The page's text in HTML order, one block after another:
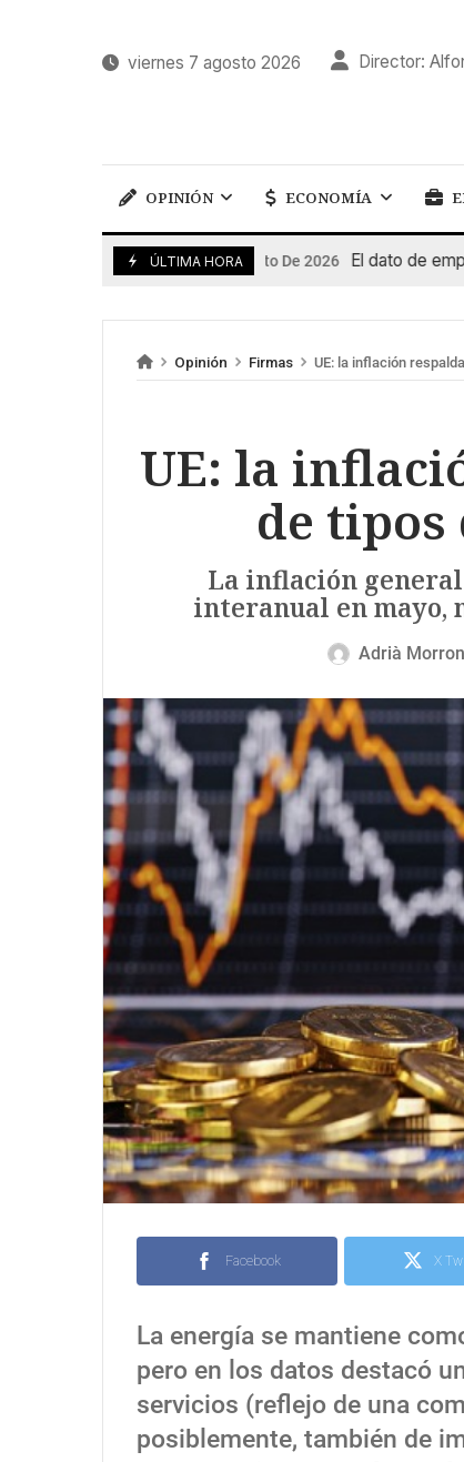
viernes 7 agosto 2026 Director:
OPINIÓN ECONOMÍA
ÚLTIMA HORA
7 De Agosto De 2026 El dato de empleo
Opinión Firmas UE: la inflación
UE: la
de tipos
La inflación general
interanual en mayo,
Adrià
Facebook X
La energía se mantiene
pero en los datos destacó
servicios (reflejo de una
posiblemente, también de